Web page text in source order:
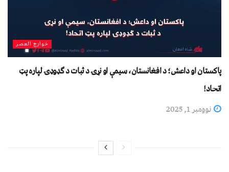
خوارج العصر
پاکستان او داعش؛ د افغانستان، سیمې او نړۍ د ثبات د ګډوډۍ لپاره پټ
اتحاد!
نوومبر 1, 2025